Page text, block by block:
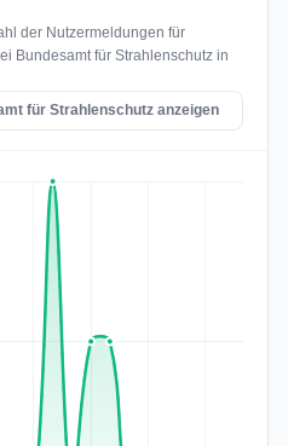
der Nutzermeldungen für
Bundesamt für Strahlenschutz in
für Strahlenschutz anzeigen